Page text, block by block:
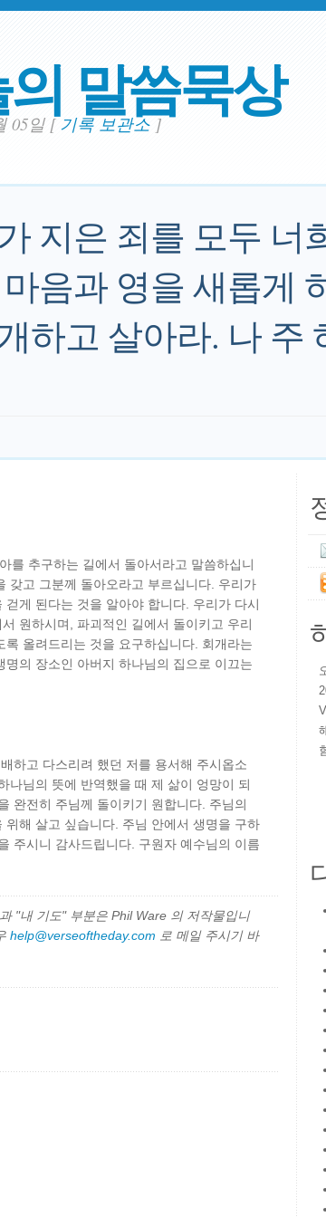
말씀묵상
05일 [기록 보관소]
지은 죄를 모두 너
음과 영을 새롭게
하고 살아라. 나 주
를 추구하는 길에서 돌아서라고 말씀하십니
갖고 그분께 돌아오라고 부르십니다. 우리가
게 된다는 것을 알아야 합니다. 우리가 다시
원하시며, 파괴적인 길에서 돌이키고 우리
올려드리는 것을 요구하십니다. 회개라는
의 장소인 아버지 하나님의 집으로 이끄는
하고 다스리려 했던 저를 용서해 주시옵소
나님의 뜻에 반역했을 때 제 삶이 엉망이 되
완전히 주님께 돌이키기 원합니다. 주님의
해 살고 싶습니다. 주님 안에서 생명을 구하
주시니 감사드립니다. 구원자 예수님의 이름
"내 기도" 부분은 Phil Ware 의 저작물입니
help@verseoftheday.com 로 메일 주시기 바